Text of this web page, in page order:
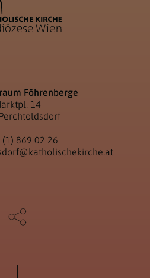
Föhrenberge
14
(1) 869 02 26